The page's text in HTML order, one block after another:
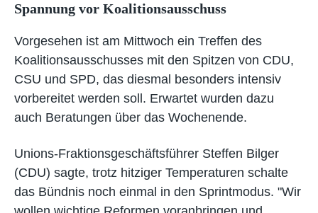
Spannung vor Koalitionsausschuss
Vorgesehen ist am Mittwoch ein Treffen des
Koalitionsausschusses mit den Spitzen von CDU,
CSU und SPD, das diesmal besonders intensiv
vorbereitet werden soll. Erwartet wurden dazu
auch Beratungen über das Wochenende.
Unions-Fraktionsgeschäftsführer Steffen Bilger
(CDU) sagte, trotz hitziger Temperaturen schalte
das Bündnis noch einmal in den Sprintmodus. "Wir